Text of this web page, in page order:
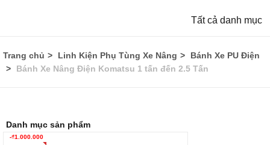
Tất cả danh mục
Trang chủ Linh Kiện Phụ Tùng Xe Nâng
Bánh Xe PU Điện
Bánh Xe Nâng Điện Komatsu 1 tấn đến 2.5 Tấn
Danh mục sản phẩm
-₫1.000.000